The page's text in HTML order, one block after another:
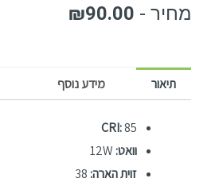
₪90.00
תיאור מידע נוסף
CRI:85
וואט: 12W
זוית הארה: 38